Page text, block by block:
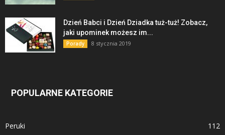
Dzień Babci i Dzień Dziadka tuż-tuż! Zobacz,
jaki upominek możesz im...
Porady 8 stycznia 2019
POPULARNE KATEGORIE
Peruki
112